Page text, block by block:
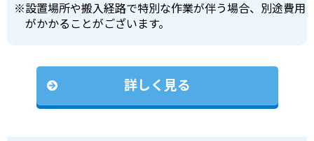
※設置場所や搬入経路で特別な作業が伴う場合、別途費用
がかかることがございます。
詳しく見る